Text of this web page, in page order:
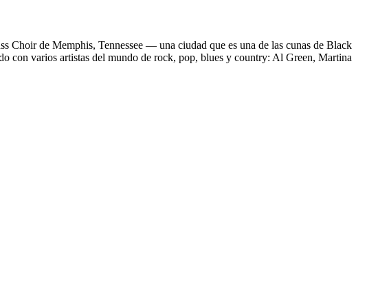
Choir de Memphis, Tennessee — una ciudad que es una de las cunas de Black
con varios artistas del mundo de rock, pop, blues y country: Al Green, Martina